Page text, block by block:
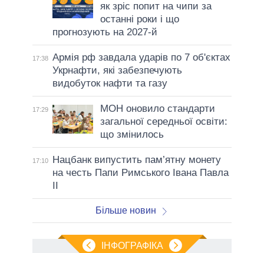
як зріс попит на чипи за
останні роки і що
прогнозують на 2027-й
17:38 Армія рф завдала ударів по 7 об'єктах
Укрнафти, які забезпечують
видобуток нафти та газу
17:29
МОН оновило стандарти
загальної середньої освіти:
що змінилось
17:10
Нацбанк випустить пам’ятну монету
на честь Папи Римського Івана Павла
Більше новин
ІНФОГРАФІКА